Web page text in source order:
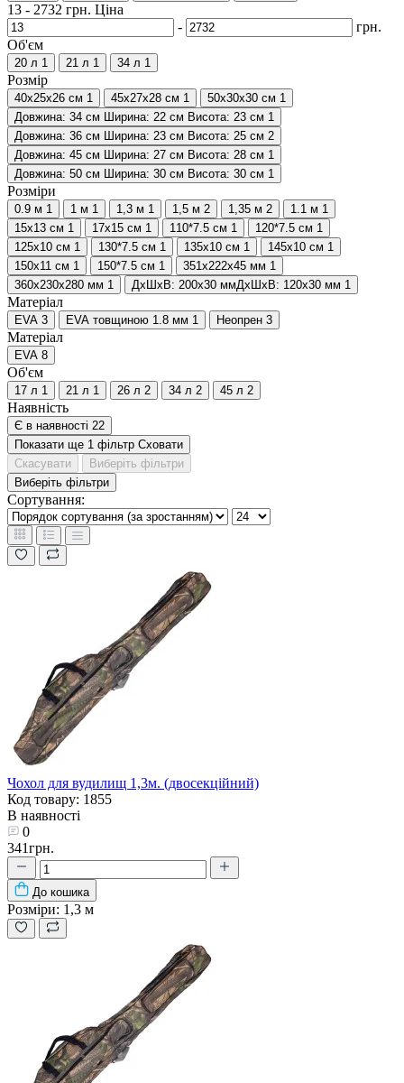
13 - 2732 грн. Ціна
-
грн.
Об'єм
20 л 1 21 л 1 34 л 1
Розмір
40x25x26 см 1 45x27x28 см 1 50x30x30 см 1
Довжина: 34 см Ширина: 22 см Висота: 23 см 1
Довжина: 36 см Ширина: 23 см Висота: 25 см 2
Довжина: 45 см Ширина: 27 см Висота: 28 см 1
Довжина: 50 см Ширина: 30 см Висота: 30 см 1
Розміри
0.9 м 1 1 м 1 1,3 м 1 1,5 м 2 1,35 м 2 1.1 м 1
15x13 см 1 17x15 см 1 110*7.5 см 1 120*7.5 см 1
125x10 см 1 130*7.5 см 1 135x10 см 1 145x10 см 1
150x11 см 1 150*7.5 см 1 351x222x45 мм 1
360x230x280 мм 1 ДхШхВ: 200х30 ммДхШхВ: 120х30 мм 1
Матеріал
EVA 3 EVA товщиною 1.8 мм 1 Неопрен 3
Матеріал
EVA 8
Об'єм
17 л 1 21 л 1 26 л 2 34 л 2 45 л 2
Наявність
Є в наявності 22
Показати ще 1 фільтр Сховати
Скасувати
Виберіть фільтри
Виберіть фільтри
Сортування:
Чохол для вудилищ 1,3м. (двосекційний)
Код товару: 1855
В наявності
0
341грн.
До кошика
Розміри: 1,3 м